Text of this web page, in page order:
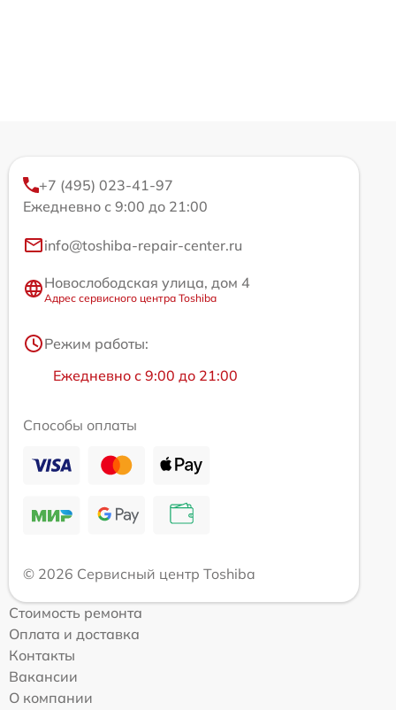
+7 (495) 023-41-97
Ежедневно с 9:00 до 21:00
info@toshiba-repair-center.ru
Новослободская улица, дом 4
Адрес сервисного центра Toshiba
Режим работы:
Ежедневно с 9:00 до 21:00
Способы оплаты
© 2026 Сервисный центр Toshiba
Стоимость ремонта
Оплата и доставка
Контакты
Вакансии
О компании